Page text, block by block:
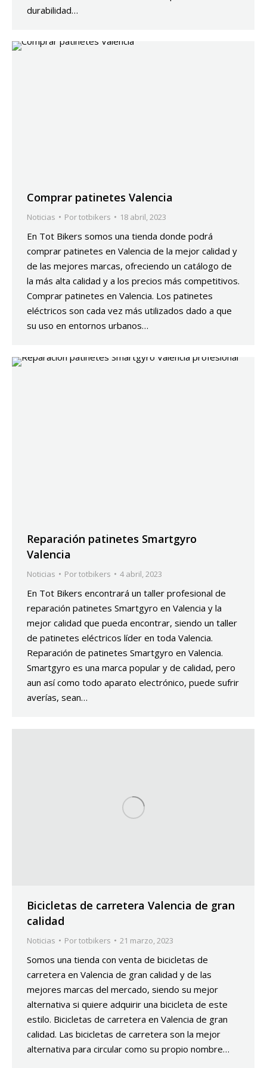
durabilidad…
Comprar patinetes Valencia
Noticias Portotbikers 18 abril, 2023
En Tot Bikers somos una tienda donde podrá
comprar patinetes en Valencia de la mejor calidad y
de las mejores marcas, ofreciendo un catálogo de
la más alta calidad y a los precios más competitivos.
Comprar patinetes en Valencia. Los patinetes
eléctricos son cada vez más utilizados dado a que
su uso en entornos urbanos…
Reparación patinetes Smartgyro
Valencia
Noticias Portotbikers 4 abril, 2023
En Tot Bikers encontrará un taller profesional de
reparación patinetes Smartgyro en Valencia y la
mejor calidad que pueda encontrar, siendo un taller
de patinetes eléctricos líder en toda Valencia.
Reparación de patinetes Smartgyro en Valencia.
Smartgyro es una marca popular y de calidad, pero
aun así como todo aparato electrónico, puede sufrir
averías, sean…
Bicicletas de carretera Valencia de gran
calidad
Noticias Portotbikers 21 marzo, 2023
Somos una tienda con venta de bicicletas de
carretera en Valencia de gran calidad y de las
mejores marcas del mercado, siendo su mejor
alternativa si quiere adquirir una bicicleta de este
estilo. Bicicletas de carretera en Valencia de gran
calidad. Las bicicletas de carretera son la mejor
alternativa para circular como su propio nombre…